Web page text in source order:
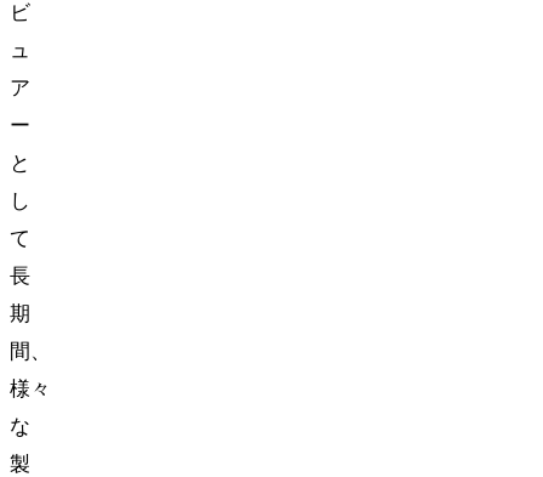
ビ
ュ
ア
ー
と
し
て
長
期
間、
様々
な
製